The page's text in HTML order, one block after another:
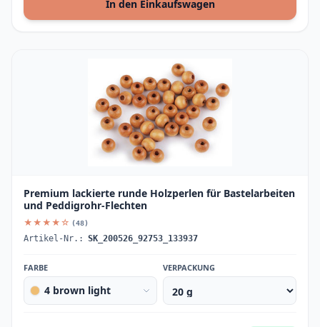
In den Einkaufswagen
Premium lackierte runde Holzperlen für Bastelarbeiten
und Peddigrohr-Flechten
★★★★☆ (48)
Artikel-Nr.: SK_200526_92753_133937
FARBE
4 brown light
VERPACKUNG